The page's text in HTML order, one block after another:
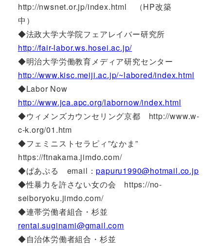
http://nwsnet.or.jp/index.html （HP改築
中）
◆法政大学大学院フェアレイバー研究所
http://fair-labor.ws.hosei.ac.jp/
◆明治大学労働教育メディア研究センター
http://www.kisc.meiji.ac.jp/~labored/index.html
◆Labor Now
http://www.jca.apc.org/labornow/index.html
◆ウィメンズカウンセリング京都 http://www.w-
c-k.org/01.htm
◆フェミニストセラピィ”なかま”
https://ftnakama.jimdo.com/
◆ぱあぷる email：papuru1990@hotmail.co.jp
◆性暴力を許さない女の会 https://no-
seiboryoku.jimdo.com/
◆連帯労働者組合・杉並
rentai.suginami@gmail.com
◆自治体労働者組合・杉並